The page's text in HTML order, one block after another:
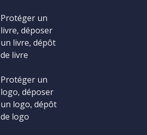
Protéger un
livre, déposer
un livre, dépôt
de livre
Protéger un
logo, déposer
un logo, dépôt
de logo